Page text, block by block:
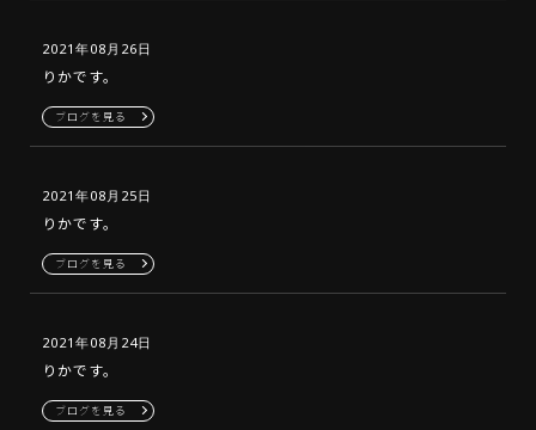
2021年08月26日
りかです。
ブログを見る
2021年08月25日
りかです。
ブログを見る
2021年08月24日
りかです。
ブログを見る